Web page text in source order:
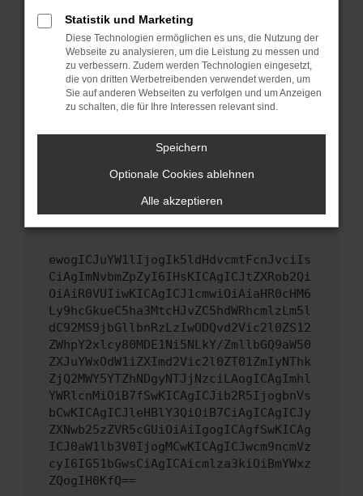
Betriebssystem auf dem neuesten Stand
sind.
Veraltete Software birgt nicht nur ein
Sicherheitsrisiko, sondern kann auch dazu
führen, dass bestimmte Funktionen nicht mehr
unterstützt werden.
Wende dich an den Webseitenbetreiber.
Wenn du alle oben genannten Schritte versucht
hast, kontaktiere uns bitte. Wir werden
versuchen, das Problem zu beheben. Du kannst
uns diesen Text schicken, um uns bei der
ewogICJuYW1lIjogIk5ldHdvcmtFcnJvciIs
CiAgImNvbmZpZyI6IHsKICAgICJtZXRob2Qi
OiAiR0VUIiwKICAgICJ1cmwiOiAiaHR0cHM6
Ly9hcGkueC5ha3MtcHJvZC5hdWRhcmlzLm5l
dC92MS9jbGllbnRzLzIwODQvd2Vic2l0ZS12
ZWhpY2xlcy80MDE1Ni5NLkY/ZmllbGQ9aW50
ZXJuYWxOdW1iZXImd2Vic2l0ZT01ZmIyNThk
ZjQ2MWY5YTZhNDgyNTJjNzciLAogICAgImhl
YWRlcnMiOiB7fSwKICAgICJib2R5IjogbnVs
bCwKICAgICJleHBlY3QiOiB7CiAgICAgICJy
ZXNwb25zZVR5cGUiOiAiIgogICAgfSwKICAg
ICJ0aW1lb3V0IjogMCwKICAgICJwcm9ncmVz
cyI6IG51bGwsCiAgICAicmlza3kiOiBmYWxz
ZQogIH0KfQ==
Statistik und Marketing
Diese Technologien ermöglichen es uns, die Nutzung der
Webseite zu analysieren, um die Leistung zu messen und
zu verbessern. Zudem werden Technologien eingesetzt,
die von dritten Werbetreibenden verwendet werden, um
Sie auf anderen Webseiten zu verfolgen und um Anzeigen
zu schalten, die für Ihre Interessen relevant sind.
Speichern
Optionale Cookies ablehnen
Alle akzeptieren